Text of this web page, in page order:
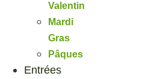
Valentin
Mardi
Gras
Pâques
Entrées